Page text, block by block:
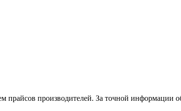
прайсов производителей. За точной информации